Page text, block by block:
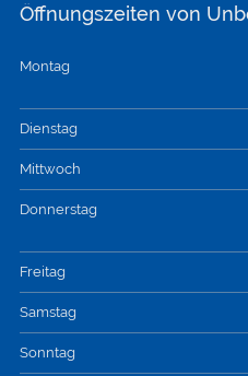
Öffnungszeiten von
Montag
Dienstag
Mittwoch
Donnerstag
Freitag
Samstag
Sonntag